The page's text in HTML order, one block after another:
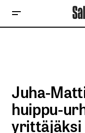
Juha-
huippu-
yrittäjäksi